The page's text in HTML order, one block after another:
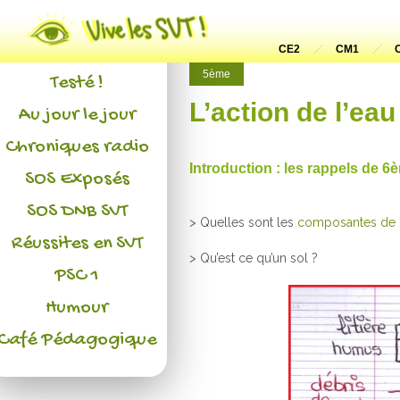
CE2 CM1
5ème
L’action de
Introduction : les rappels de
> Quelles sont les composantes de
> Qu’est ce qu’un sol ?
Actualités
L'association
Testé !
Au jour le jour
Chroniques radio
SOS Exposés
SOS DNB SVT
Réussites en SVT
PSC 1
Humour
Pédagogique